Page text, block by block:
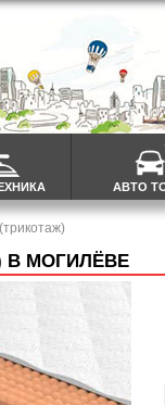
АВТО
В МОГИЛЁВЕ